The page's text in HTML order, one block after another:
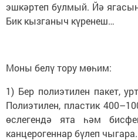
эшкәртеп булмый. Йә
Бик кызганыч күренеш…
Моны белү тору мөһим:
1) Бер полиэтилен пакет,
Полиэтилен, пластик
өслегендә ята һәм
канцерогеннар бүлеп чыгара.